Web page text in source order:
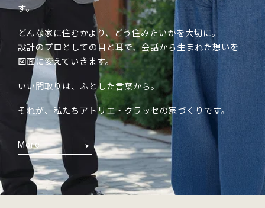
す。
どんな家に住むかより、どう住みたいかを大切に。
設計のプロとしての目と耳で、会話から生まれた想いを
図面に変えていきます。
いい間取りは、ふとした言葉から。
それが、私たちアトリエ・クラッセの家づくりです。
More